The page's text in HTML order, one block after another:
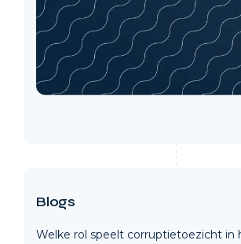
Blogs
Welke rol speelt corruptietoezicht in